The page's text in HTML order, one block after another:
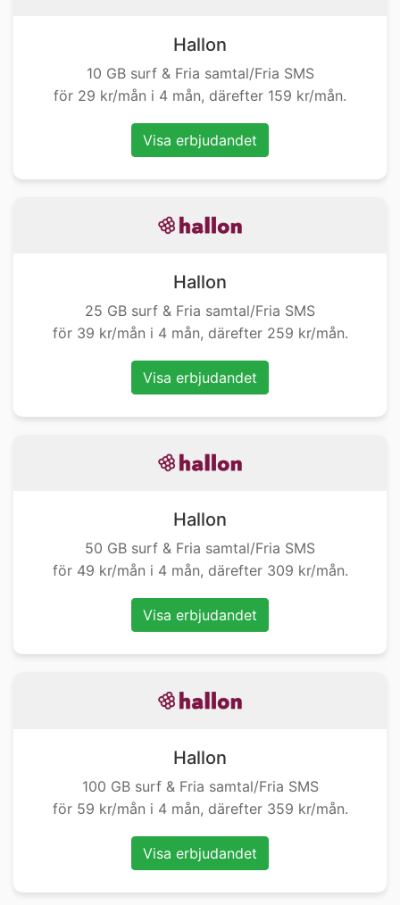
Hallon
10 GB surf & Fria samtal/Fria SMS
för 29 kr/mån i 4 mån, därefter 159 kr/mån.
Visa erbjudandet
Hallon
25 GB surf & Fria samtal/Fria SMS
för 39 kr/mån i 4 mån, därefter 259 kr/mån.
Visa erbjudandet
Hallon
50 GB surf & Fria samtal/Fria SMS
för 49 kr/mån i 4 mån, därefter 309 kr/mån.
Visa erbjudandet
Hallon
100 GB surf & Fria samtal/Fria SMS
för 59 kr/mån i 4 mån, därefter 359 kr/mån.
Visa erbjudandet